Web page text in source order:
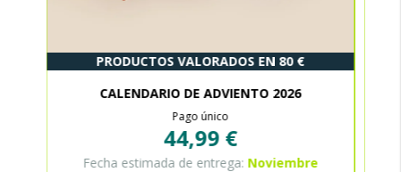
PRODUCTOS VALORADOS EN 80 €
CALENDARIO DE ADVIENTO 2026
Pago único
44,99 €
Fecha estimada de entrega: Noviembre